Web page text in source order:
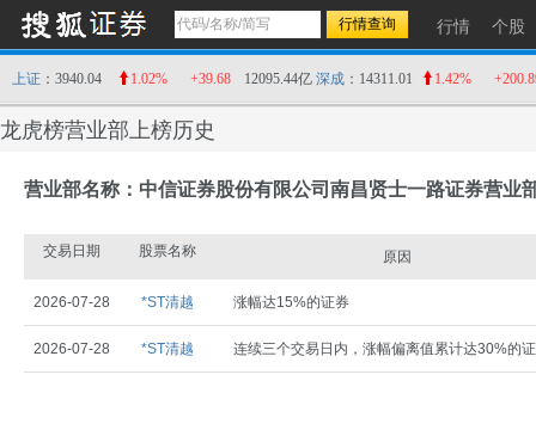
行情 个股
上证 ：3940.04 1.02% +39.68 12095.44亿 深成 ：14311.01 1.42%
龙虎榜营业部上榜历史
营业部名称：中信证券股份有限公司南昌贤士一路证券营业
交易日期 股票名称 原因
2026-07-28 *ST清越 涨幅达15%的证券
2026-07-28 *ST清越 连续三个交易日内，涨幅偏离值累计达30%的